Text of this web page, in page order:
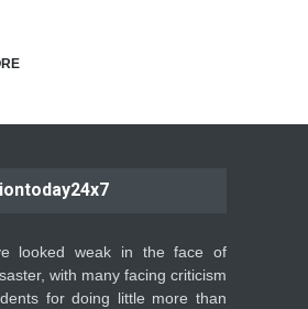
looked weak in the face of
with many facing criticism
for doing little more than